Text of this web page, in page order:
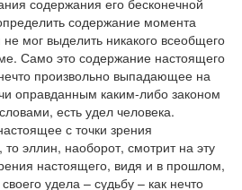
содержания его бесконечной
содержание момента
мог выделить никакого всеобщего
Само это содержание настоящего
произвольно выпадающее на
оправданным каким-либо законом
есть удел человека.
с точки зрения
эллин, наоборот, смотрит на эту
настоящего, видя и в прошлом,
удела – судьбу – как нечто